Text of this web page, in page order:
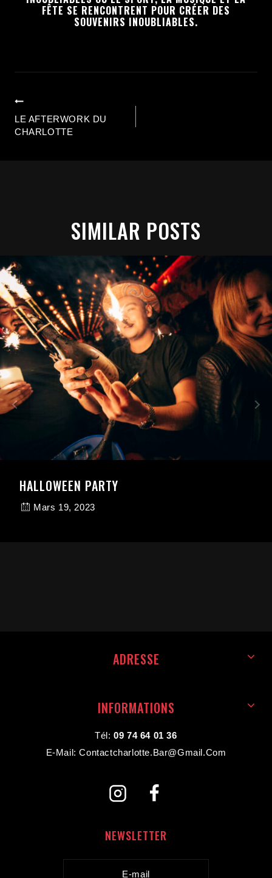
FÊTE SE RENCONTRENT POUR CRÉER DES
SOUVENIRS INOUBLIABLES.
LE AFTERWORK DU
CHARLOTTE
SIMILAR POSTS
HALLOWEEN PARTY
Mars 19, 2023
ADRESSE
INFORMATIONS
Tél:09 74 64 01 36
E-Mail: Contactcharlotte.bar@gmail.com
NEWSLETTER